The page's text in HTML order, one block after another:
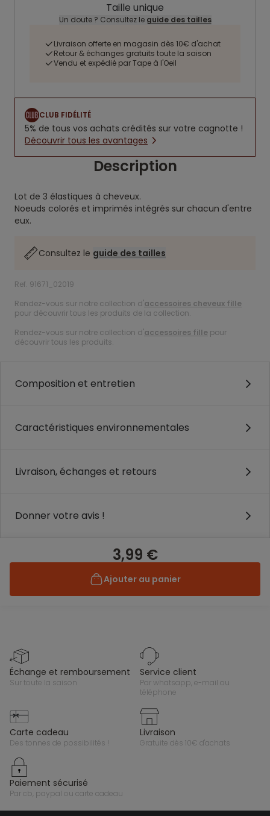
Taille unique
Un doute ? Consultez le guide des tailles
Livraison offerte en magasin dès 10€ d'achat
Retour & échanges gratuits toute la saison
Vendu et expédié par Tape à l'Oeil
CLUB FIDÉLITÉ
5% de tous vos achats crédités sur votre cagnotte !
Découvrir tous les avantages
Description
Lot de 3 élastiques à cheveux.
Noeuds colorés et imprimés intégrés sur chacun d'entre
eux.
Consultez le guide des tailles
Ref. 91671_02019
Rendez-vous sur notre collection d'accessoires cheveux fille
pour découvrir tous les produits de la collection.
Rendez-vous sur notre collection d'accessoires fille pour
découvrir tous les produits.
Composition et entretien
Caractéristiques environnementales
Livraison, échanges et retours
Donner votre avis !
3,99 €
Ajouter au panier
échange et remboursement
sur toute la saison
service client
par whatsapp, e-mail ou
téléphone
carte cadeau
des tonnes de possibilités !
livraison
gratuite dès 10€ d'achats
paiement sécurisé
par cb, paypal ou carte cadeau